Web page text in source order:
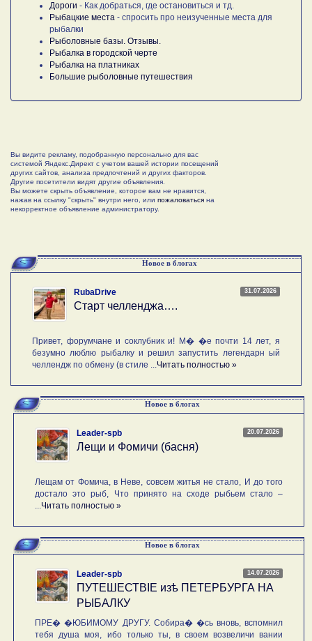
Дороги - Как добраться, где остановиться и тд.
Рыбацкие места - спросить про неизученные места для
рыбалки
Рыболовные базы. Отзывы.
Рыбалка в городской черте
Рыбалка на платниках
Большие рыболовные путешествия
Вы видите рекламу, подобранную персонально для вас
системой Яндекс.Директ с учетом вашей истории посещений
других сайтов, анализа предпочтений и других факторов.
Другие посетители видят другие объявления.
Вы можете скрыть объявление, которое вам не нравится,
нажав на ссылку "скрыть" внутри него, или пожаловаться на
некорректное объявление администратору.
Новое в блогах
31.07.2026
RubaDrive
Старт челленджа….
Привет, форумчане и соклубник и! М� �е почти 14 лет, я
безумно люблю рыбалку и решил запустить легендарн ый
челлендж по обмену (в стиле ...Читать полностью »
Новое в блогах
20.07.2026
Leader-spb
Лещи и Фомичи (басня)
Лещам от Фомича, в Неве, совсем житья не стало, И до того
достало это рыб, Что принято на сходе рыбьем стало –
...Читать полностью »
Новое в блогах
14.07.2026
Leader-spb
ПУТЕШЕСТВIE изѣ ПЕТЕРБУРГА НА
РЫБАЛКУ
ПРЕ� �ЮБИМОМУ ДРУГУ. Собира� �сь вновь, вспомнил
тебя душа моя, ибо только ты, в своем возвеличи вании